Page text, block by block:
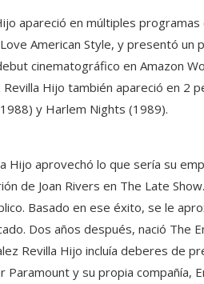
apareció en múltiples
American Style, y presentó un
cinematográfico en Amazon
Hijo también apareció en 2
y Harlem Nights (1989).
Hijo aprovechó lo que sería su
de Joan Rivers en The Late
Basado en ese éxito, se le
Dos años después, nació The
Revilla Hijo incluía deberes de
y su propia compañía,